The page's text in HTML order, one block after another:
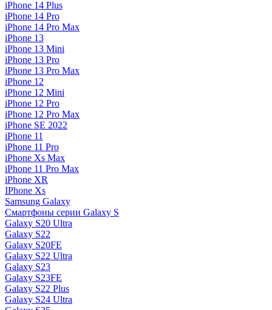
iPhone 14 Plus
iPhone 14 Pro
iPhone 14 Pro Max
iPhone 13
iPhone 13 Mini
iPhone 13 Pro
iPhone 13 Pro Max
iPhone 12
iPhone 12 Mini
iPhone 12 Pro
iPhone 12 Pro Max
iPhone SE 2022
iPhone 11
iPhone 11 Pro
iPhone Xs Max
iPhone 11 Pro Max
iPhone XR
IPhone Xs
Samsung Galaxy
Смартфоны серии Galaxy S
Galaxy S20 Ultra
Galaxy S22
Galaxy S20FE
Galaxy S22 Ultra
Galaxy S23
Galaxy S23FE
Galaxy S22 Plus
Galaxy S24 Ultra